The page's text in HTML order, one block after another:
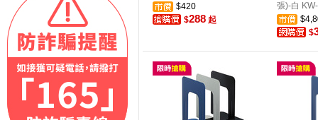
$420
$288起
張)-白
$